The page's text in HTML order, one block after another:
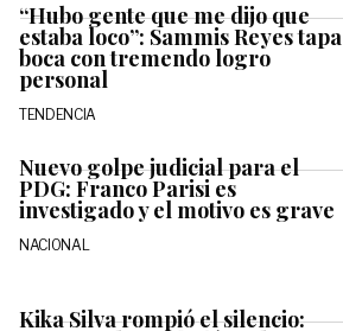
“Hubo gente que me dijo que
estaba loco”: Sammis Reyes tapa
boca con tremendo logro
personal
TENDENCIA
Nuevo golpe judicial para el
PDG: Franco Parisi es
investigado y el motivo es grave
NACIONAL
Kika Silva rompió el silencio: